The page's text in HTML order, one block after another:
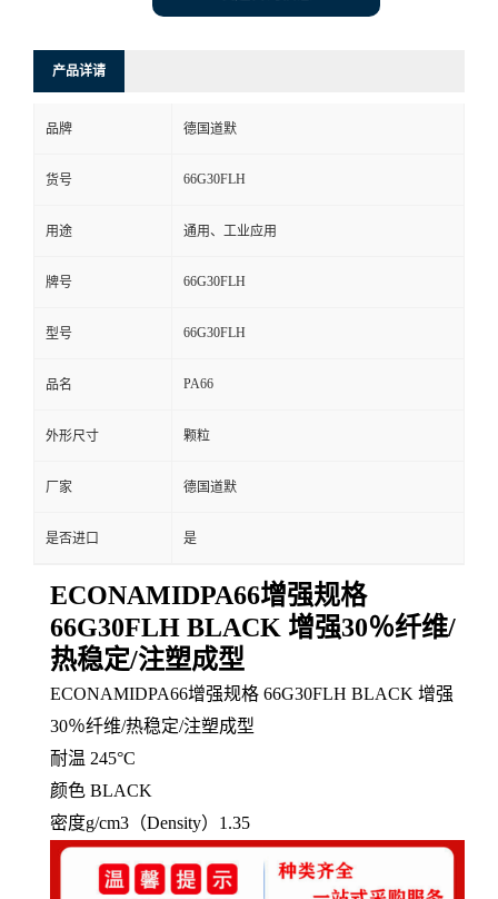
产品详请
品牌 德国道默
货号 66G30FLH
用途 通用、工业应用
牌号 66G30FLH
型号 66G30FLH
品名 PA66
外形尺寸 颗粒
厂家 德国道默
是否进口 是
ECONAMIDPA66增强规格
66G30FLH BLACK 增强30％纤维/
热稳定/注塑成型
ECONAMIDPA66增强规格 66G30FLH BLACK 增强
30％纤维/热稳定/注塑成型
耐温 245°C
颜色 BLACK
密度g/cm3（Density）1.35